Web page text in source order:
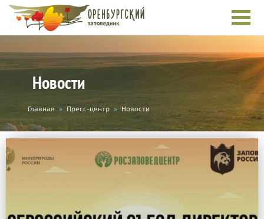
Новости
Вы
здесь
Главная » Пресс-центр » Новости